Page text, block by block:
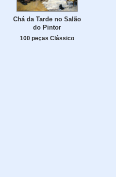
Chá da Tarde no Salão
do Pintor
100 peças Clássico